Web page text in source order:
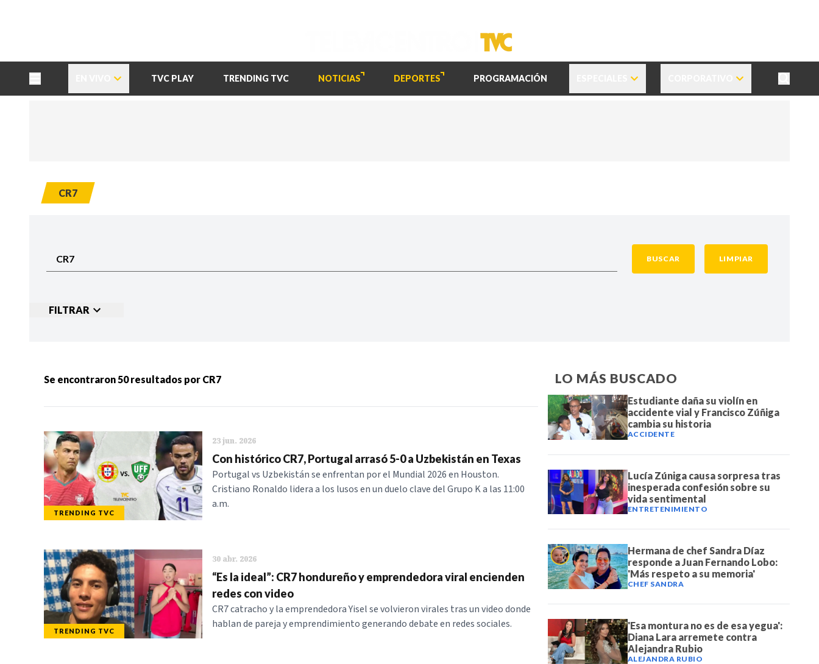
TVC PLAY TRENDING TVC NOTICIAS DEPORTES PROGRAMACIÓN
CR7
BUSCAR LIMPIAR
FILTRAR
Categorias: NOTICIAS SERIES
Se encontraron50 resultados por CR7
TRENDING TVC
23 jun. 2026
Con histórico CR7, Portugal arrasó 5-0 a Uzbekistán en Texas
Portugal vs Uzbekistán se enfrentan por el Mundial 2026 en Houston.
Cristiano Ronaldo lidera a los lusos en un duelo clave del Grupo K a las 11:00
a.m.
TRENDING TVC
30 abr. 2026
“Es la ideal”: CR7 hondureño y emprendedora viral encienden
redes con video
CR7 catracho y la emprendedora Yisel se volvieron virales tras un video donde
hablan de pareja y emprendimiento generando debate en redes sociales.
LO MÁS BUSCADO
Estudiante daña su violín en
accidente vial y Francisco Zúñiga
cambia su historia
ACCIDENTE
Lucía Zúniga causa sorpresa tras
inesperada confesión sobre su
vida sentimental
ENTRETENIMIENTO
Hermana de chef Sandra Díaz
responde a Juan Fernando Lobo:
'Más respeto a su memoria'
CHEF SANDRA
'Esa montura no es de esa yegua':
Diana Lara arremete contra
Alejandra Rubio
ALEJANDRA RUBIO